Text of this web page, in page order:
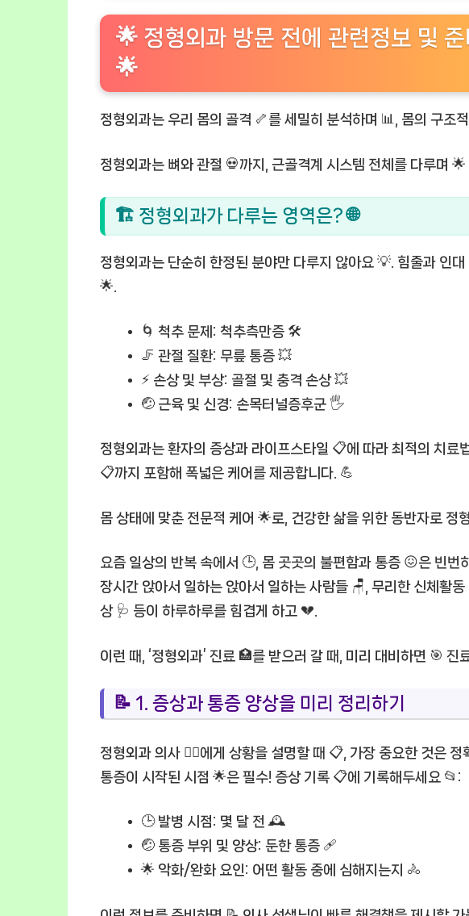
🌟 정형외과 방문 전에 관련정보 및
🌟
정형외과는 우리 몸의 골격 🦴를 세밀히 분석하며 📊, 몸의 구조
정형외과는 뼈와 관절 💀까지, 근골격계 시스템 전체를 다루며 🌟
🏗 정형외과가 다루는 영역은? 🌐
정형외과는 단순히 한정된 분야만 다루지 않아요 💡. 힘줄과 인
🌟.
🌀 척추 문제: 척추측만증 🛠️
🦵 관절 질환: 무릎 통증 💥
⚡ 손상 및 부상: 골절 및 충격 손상 💥
🤕 근육 및 신경: 손목터널증후군 🖐️
정형외과는 환자의 증상과 라이프스타일 📋에 따라 최적의 치료
📋까지 포함해 폭넓은 케어를 제공합니다. 💪
몸 상태에 맞춘 전문적 케어 🌟로, 건강한 삶을 위한 동반자로 정
요즘 일상의 반복 속에서 🕒, 몸 곳곳의 불편함과 통증 😖은 빈번
장시간 앉아서 일하는 앉아서 일하는 사람들 🪑, 무리한 신체활
상 🩺 등이 하루하루를 힘겹게 하고 💔.
이런 때, ‘정형외과’ 진료 🏥를 받으러 갈 때, 미리 대비하면 🎯 진
📝 1. 증상과 통증 양상을 미리 정리하기
정형외과 의사 🧑‍⚕️에게 상황을 설명할 때 📋, 가장 중요한 것은 정
통증이 시작된 시점 🌟은 필수! 증상 기록 📋에 기록해두세요 📂:
🕒 발병 시점: 몇 달 전 🕰️
🤕 통증 부위 및 양상: 둔한 통증 🩹
🌟 악화/완화 요인: 어떤 활동 중에 심해지는지 🚴